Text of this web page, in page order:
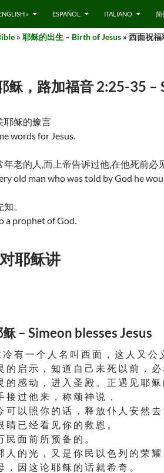
» ESPAÑOL ITALIANO 简
» 耶稣的出生 – Birth of Jesus » 西面祝
稣，路加福音 2:25-35 –
耶稣的豫言
words for Jesus.
老的人,而上帝告诉过他,在他死前必
old man who was told by God he
。
a prophet of God.
耶稣讲
– Simeon blesses Jesus
有 一 个 人 名 叫 西 面 ， 这 人 又 公
的 启 示 ， 知 道 自 己 未 死 以 前 ， 必
的 感 动 ， 进 入 圣 殿 。 正 遇 见 耶
接 过 他 来 ， 称 颂 神 说 ，
可 以 照 你 的 话 ， 释 放 仆 人 安 然 去
睛 已 经 看 见 你 的 救 恩 。
民 面 前 所 预 备 的 。
人 的 光 ， 又 是 你 民 以 色 列 的 荣 耀
， 因 这 论 耶 稣 的 话 就 希 奇 。